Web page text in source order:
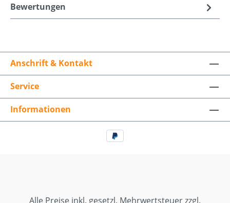
Bewertungen
Anschrift & Kontakt
Service
Informationen
Alle Preise inkl. gesetzl. Mehrwertsteuer zzgl.